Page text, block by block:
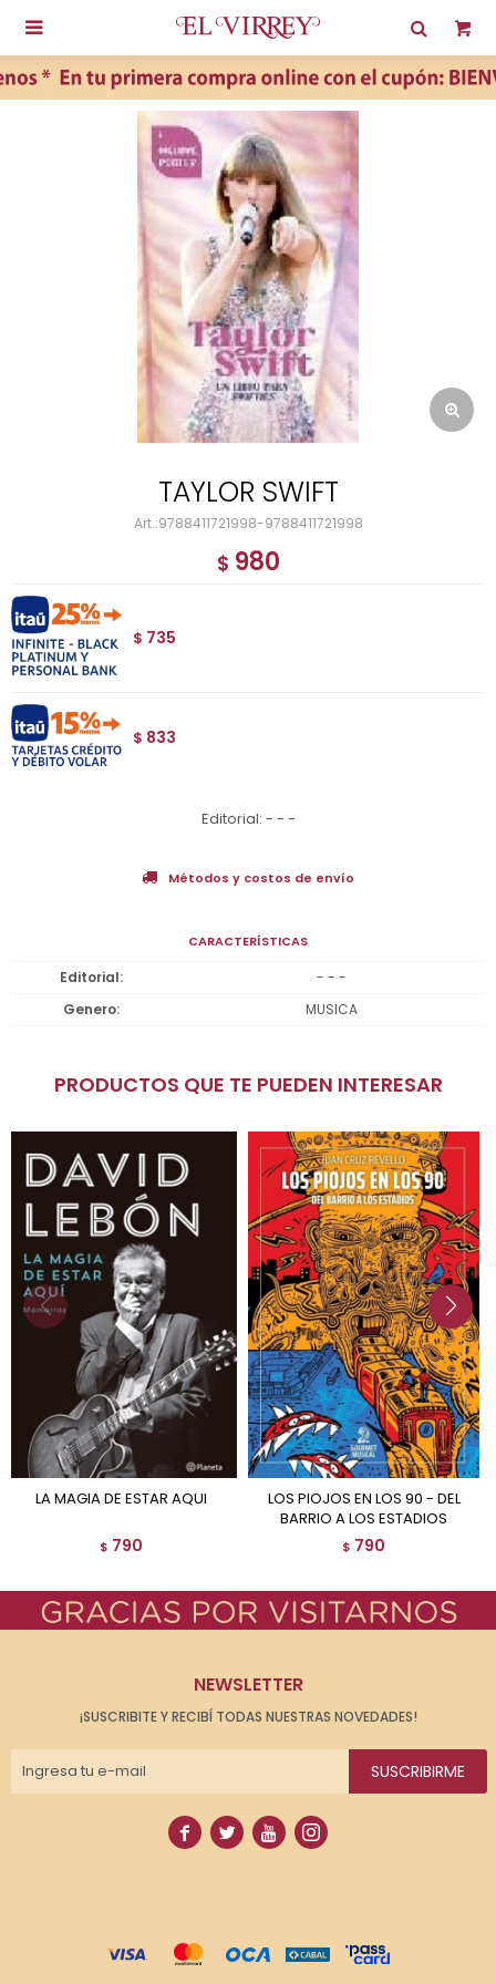

TAYLOR SWIFT
9788411721998-9788411721998
$ 980
$ 735
$ 833
Editorial: - - -
Métodos y costos de envío
CARACTERÍSTICAS
Editorial
- - -
Genero
MUSICA
PRODUCTOS QUE TE PUEDEN INTERESAR
LA MAGIA DE ESTAR AQUI
$ 790
LOS PIOJOS EN LOS 90 - DEL
BARRIO A LOS ESTADIOS
$ 790
NEWSLETTER
¡SUSCRIBITE Y RECIBÍ TODAS NUESTRAS NOVEDADES!
SUSCRIBIRME
   